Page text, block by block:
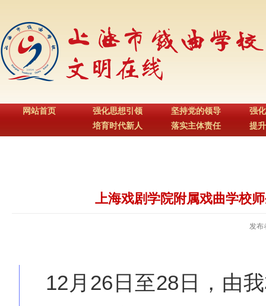
网站首页
强化思想引领
培育时代新人
坚持党的领导
落实主体责任
强
提
上海戏剧学院附属戏曲学校
发布
12月26日至28日，由